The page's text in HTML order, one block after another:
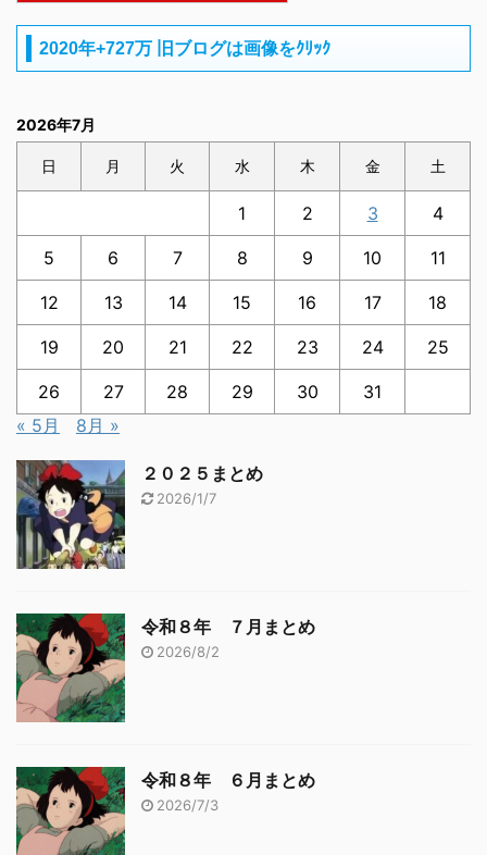
2020年+727万 旧ブログは画像をｸﾘｯｸ
2026年7月
日 月 火 水 木 金 土
1 2 3 4
5 6 7 8 9 10 11
12 13 14 15 16 17 18
19 20 21 22 23 24 25
26 27 28 29 30
31
« 5月
8月 »
２０２５まとめ
2026/1/7
令和８年 ７月まとめ
2026/8/2
令和８年 ６月まとめ
2026/7/3